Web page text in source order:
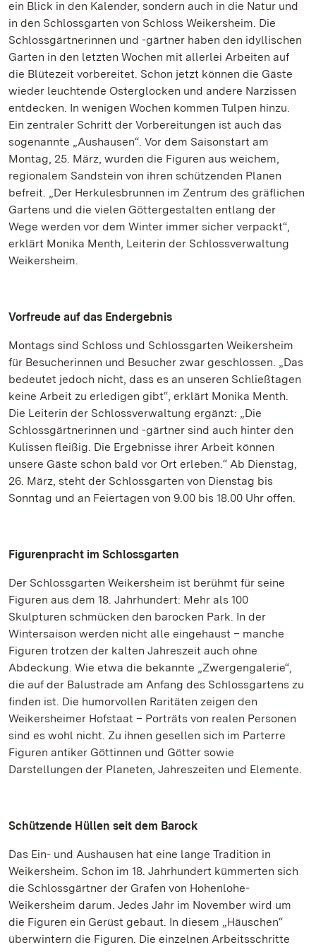
ein Blick in den Kalender, sondern auch in die Natur und
in den Schlossgarten von Schloss Weikersheim. Die
Schlossgärtnerinnen und -gärtner haben den idyllischen
Garten in den letzten Wochen mit allerlei Arbeiten auf
die Blütezeit vorbereitet. Schon jetzt können die Gäste
wieder leuchtende Osterglocken und andere Narzissen
entdecken. In wenigen Wochen kommen Tulpen hinzu.
Ein zentraler Schritt der Vorbereitungen ist auch das
sogenannte „Aushausen“. Vor dem Saisonstart am
Montag, 25. März, wurden die Figuren aus weichem,
regionalem Sandstein von ihren schützenden Planen
befreit. „Der Herkulesbrunnen im Zentrum des gräflichen
Gartens und die vielen Göttergestalten entlang der
Wege werden vor dem Winter immer sicher verpackt“,
erklärt Monika Menth, Leiterin der Schlossverwaltung
Weikersheim.
Vorfreude auf das Endergebnis
Montags sind Schloss und Schlossgarten Weikersheim
für Besucherinnen und Besucher zwar geschlossen. „Das
bedeutet jedoch nicht, dass es an unseren Schließtagen
keine Arbeit zu erledigen gibt“, erklärt Monika Menth.
Die Leiterin der Schlossverwaltung ergänzt: „Die
Schlossgärtnerinnen und -gärtner sind auch hinter den
Kulissen fleißig. Die Ergebnisse ihrer Arbeit können
unsere Gäste schon bald vor Ort erleben.“ Ab Dienstag,
26. März, steht der Schlossgarten von Dienstag bis
Sonntag und an Feiertagen von 9.00 bis 18.00 Uhr offen.
Figurenpracht im Schlossgarten
Der Schlossgarten Weikersheim ist berühmt für seine
Figuren aus dem 18. Jahrhundert: Mehr als 100
Skulpturen schmücken den barocken Park. In der
Wintersaison werden nicht alle eingehaust – manche
Figuren trotzen der kalten Jahreszeit auch ohne
Abdeckung. Wie etwa die bekannte „Zwergengalerie“,
die auf der Balustrade am Anfang des Schlossgartens zu
finden ist. Die humorvollen Raritäten zeigen den
Weikersheimer Hofstaat – Porträts von realen Personen
sind es wohl nicht. Zu ihnen gesellen sich im Parterre
Figuren antiker Göttinnen und Götter sowie
Darstellungen der Planeten, Jahreszeiten und Elemente.
Schützende Hüllen seit dem Barock
Das Ein- und Aushausen hat eine lange Tradition in
Weikersheim. Schon im 18. Jahrhundert kümmerten sich
die Schlossgärtner der Grafen von Hohenlohe-
Weikersheim darum. Jedes Jahr im November wird um
die Figuren ein Gerüst gebaut. In diesem „Häuschen“
überwintern die Figuren. Die einzelnen Arbeitsschritte